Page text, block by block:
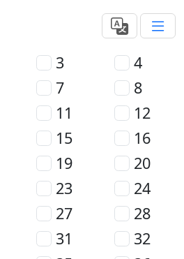
3
4
7
8
11
12
15
16
19
20
23
24
27
28
31
32